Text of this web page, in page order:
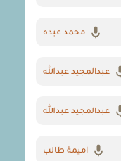
محمد عبده
عبدالمجيد عبدالله
عبدالمجيد عبدالله
اميمة طالب